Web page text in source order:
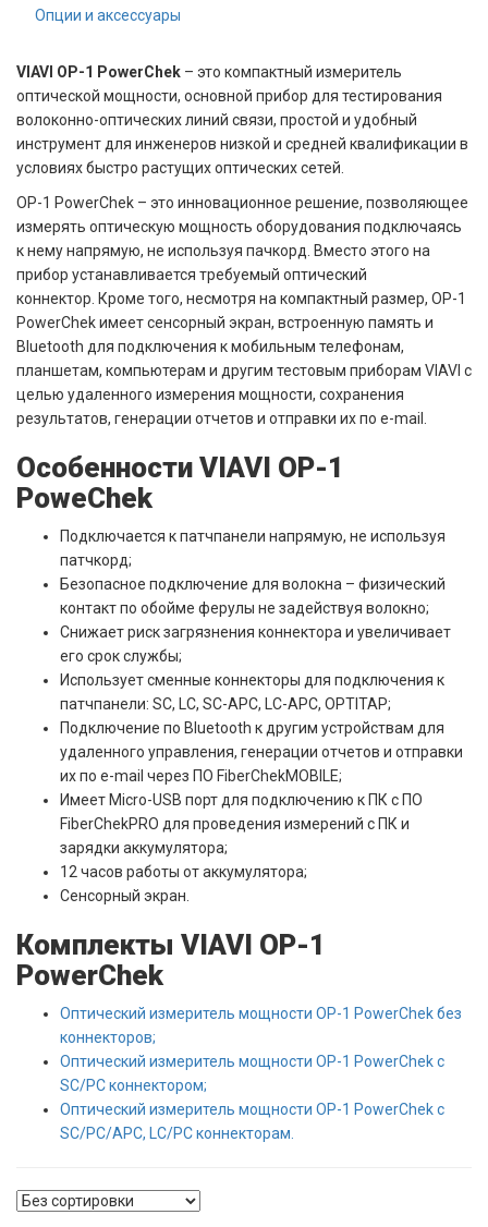
Опции и аксессуары
VIAVI OP-1 PowerChek – это компактный измеритель
оптической мощности, основной прибор для тестирования
волоконно-оптических линий связи, простой и удобный
инструмент для инженеров низкой и средней квалификации в
условиях быстро растущих оптических сетей.
OP-1 PowerChek – это инновационное решение, позволяющее
измерять оптическую мощность оборудования подключаясь
к нему напрямую, не используя пачкорд. Вместо этого на
прибор устанавливается требуемый оптический
коннектор. Кроме того, несмотря на компактный размер, OP-1
PowerChek имеет сенсорный экран, встроенную память и
Bluetooth для подключения к мобильным телефонам,
планшетам, компьютерам и другим тестовым приборам VIAVI с
целью удаленного измерения мощности, сохранения
результатов, генерации отчетов и отправки их по e-mail.
Особенности VIAVI OP-1
PoweChek
Подключается к патчпанели напрямую, не используя
патчкорд;
Безопасное подключение для волокна – физический
контакт по обойме ферулы не задействуя волокно;
Снижает риск загрязнения коннектора и увеличивает
его срок службы;
Использует сменные коннекторы для подключения к
патчпанели: SC, LC, SC-APC, LC-APC, OPTITAP;
Подключение по Bluetooth к другим устройствам для
удаленного управления, генерации отчетов и отправки
их по e-mail через ПО FiberChekMOBILE;
Имеет Micro-USB порт для подключению к ПК с ПО
FiberChekPRO для проведения измерений с ПК и
зарядки аккумулятора;
12 часов работы от аккумулятора;
Сенсорный экран.
Комплекты VIAVI OP-1
PowerChek
Оптический измеритель мощности OP-1 PowerChek без
коннекторов;
Оптический измеритель мощности OP-1 PowerChek с
SC/PC коннектором;
Оптический измеритель мощности OP-1 PowerChek c
SC/PC/APC, LC/PC коннекторам.